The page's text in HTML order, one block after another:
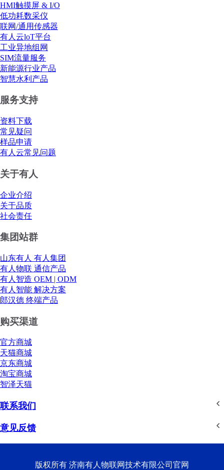
HMI触摸屏 & I/O
低功耗数采仪
联网/通用传感器
有人云loT平台
工业异地组网
SIM流量服务
新能源行业产品
智慧水利产品
服务支持
资料下载
常见疑问
样品申请
有人云常见问题
关于有人
企业介绍
关于品质
社会责任
集团站群
山东有人 有人集团
有人物联 通信产品
有人智造 OEM | ODM
有人智能 解决方案
郎汉德 终端产品
购买渠道
官方商城
天猫商城
京东商城
淘宝商城
智泽天猫
联系我们
意见反馈
版权所有 济南有人物联网技术有限公司官网